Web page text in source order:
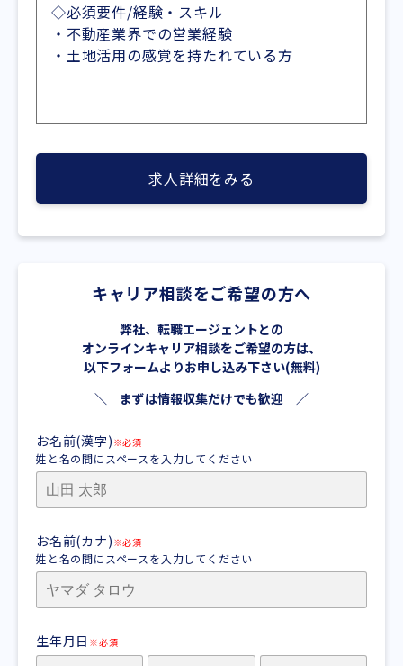
◇必須要件/経験・スキル
・不動産業界での営業経験
・土地活用の感覚を持たれている方
求人詳細をみる
キャリア相談をご希望の方へ
弊社、転職エージェントとの
オンラインキャリア相談をご希望の方は、
以下フォームよりお申し込み下さい(無料)
＼ まずは情報収集だけでも歓迎 ／
お名前(漢字) ※必須
姓と名の間にスペースを入力してください
お名前(カナ) ※必須
姓と名の間にスペースを入力してください
生年月日 ※必須